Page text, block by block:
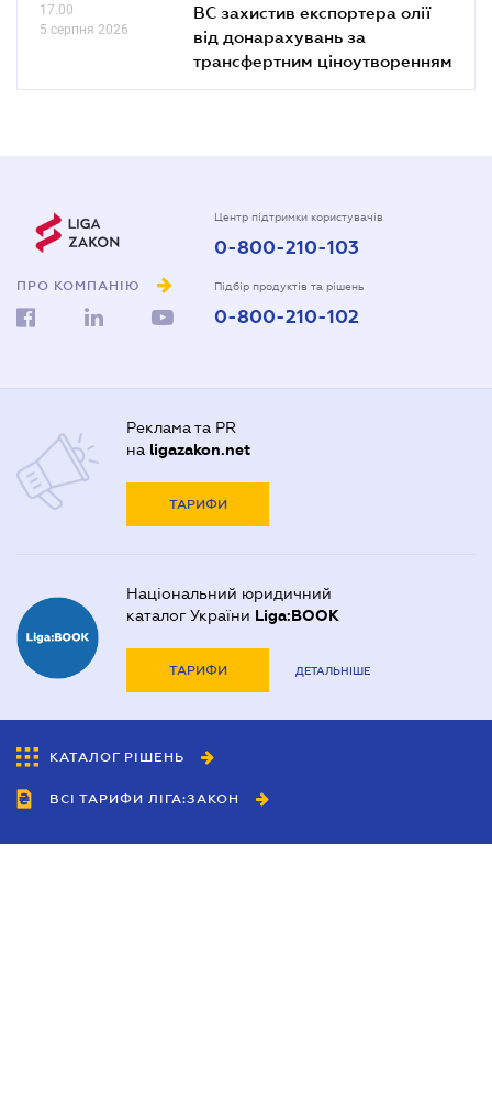
17.00
5 серпня 2026
ВС захистив експортера олії
від донарахувань за
трансфертним ціноутворенням
ПРО КОМПАНІЮ
Центр підтримки користувачів
0-800-210-103
Підбір продуктів та рішень
0-800-210-102
Реклама та PR
на ligazakon.net
ТАРИФИ
Національний юридичний
каталог України Liga:BOOK
ТАРИФИ ДЕТАЛЬНІШЕ
КАТАЛОГ РІШЕНЬ
ВСІ ТАРИФИ ЛІГА:ЗАКОН